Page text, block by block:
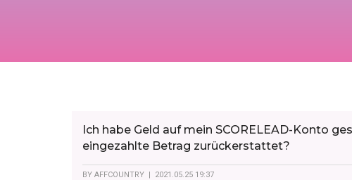
Ich habe Geld auf mein SCORELEAD-Konto
eingezahlte Betrag zurückerstattet?
BY AFFCOUNTRY | 2021.05.25 19:37